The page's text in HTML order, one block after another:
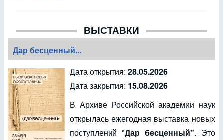
ВЫСТАВКИ
Дар бесценный...
Дата открытия: 28.05.2026
Дата закрытия: 15.08.2026
В Архиве Российской академии наук
открылась ежегодная выставка новых
поступлений "Дар бесценный". Это